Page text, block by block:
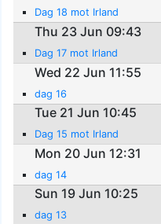
Dag 18 mot Irland
Thu 23 Jun 09:43
Dag 17 mot Irland
Wed 22 Jun 11:55
dag 16
Tue 21 Jun 10:45
Dag 15 mot Irland
Mon 20 Jun 12:31
dag 14
Sun 19 Jun 10:25
dag 13